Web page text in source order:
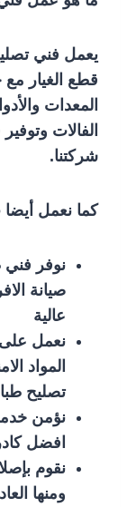
يعمل فني
قطع الغيار مع
المعدات
الفالات
شركتنا.
كما نعمل
نوفر
صيانة
عالية
نعمل
المواد
تصليح
نؤمن
افضل
نقوم
ومنها